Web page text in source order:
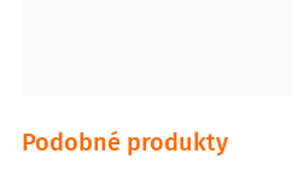
Podobné produkty